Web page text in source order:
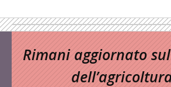
Rimani aggiornato